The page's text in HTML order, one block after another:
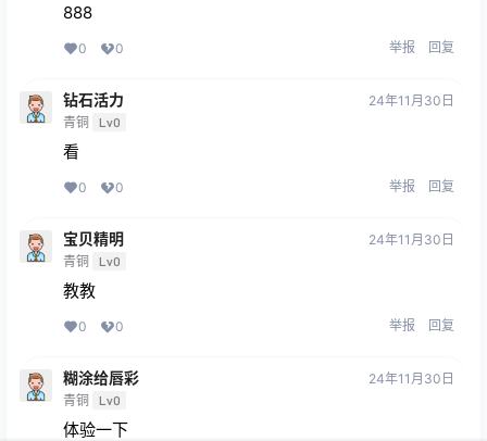
888
0 0 举报 回复
钻石活力
青铜 Lv0
24年11月30日
看
0 0 举报 回复
宝贝精明
青铜 Lv0
24年11月30日
教教
0 0 举报 回复
糊涂给唇彩
青铜 Lv0
24年11月30日
体验一下